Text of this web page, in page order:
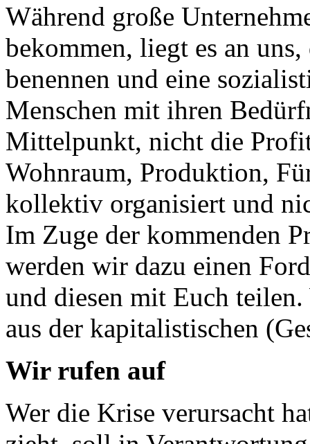
Während große
bekommen, liegt es an
benennen und eine
Menschen mit ihren
Mittelpunkt, nicht die
Wohnraum, Produktion,
kollektiv organisiert und
Im Zuge der kommenden
werden wir dazu einen
und diesen mit Euch
aus der kapitalistischen
Wir rufen auf
Wer die Krise verursacht